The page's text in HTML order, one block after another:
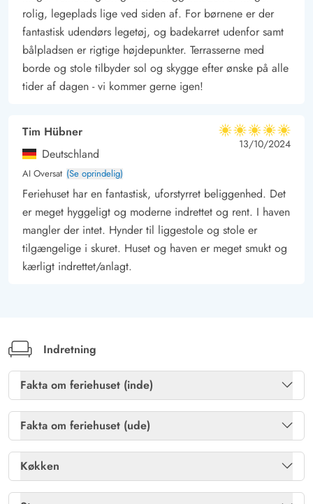
rolig, legeplads lige ved siden af. For børnene er der
fantastisk udendørs legetøj, og badekarret udenfor samt
bålpladsen er rigtige højdepunkter. Terrasserne med
borde og stole tilbyder sol og skygge efter ønske på alle
tider af dagen - vi kommer gerne igen!
Tim Hübner
Deutschland
AI Oversat (Se oprindelig)
5 ud af 5
5 ud af 5
5 out of 5
13/10/2024
Feriehuset har en fantastisk, uforstyrret beliggenhed. Det
er meget hyggeligt og moderne indrettet og rent. I haven
mangler der intet. Hynder til liggestole og stole er
tilgængelige i skuret. Huset og haven er meget smukt og
kærligt indrettet/anlagt.
Indretning
Fakta om feriehuset (inde)
Brændeovn
Ja
Sauna Ja
Fakta om feriehuset (ude)
Havemøbler
Ja
Køkken
Køleskab
Ja